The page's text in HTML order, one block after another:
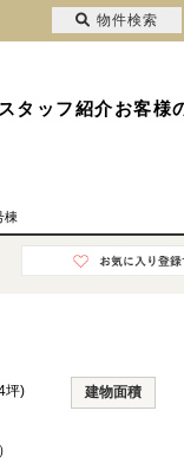
スタッフ紹介お客様
棟
坪) 建物面積
物件検索